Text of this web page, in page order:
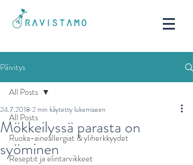
Päivitys
All Posts
Ruoka-aineallergiat & yliherkkyydet
Reseptit ja elintarvikkeet
All Posts
Mökkeilyssä parasta on
syöminen
24.7.2018 2 min käytetty lukemiseen